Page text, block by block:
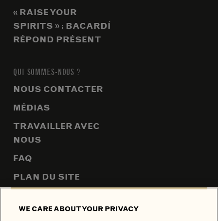
« RAISE YOUR
SPIRITS » : BACARDÍ
RÉPOND PRÉSENT
QUI SOMMES-NOUS ?
NOUS CONTACTER
MÉDIAS
TRAVAILLER AVEC
NOUS
FAQ
PLAN DU SITE
WE CARE ABOUT YOUR PRIVACY